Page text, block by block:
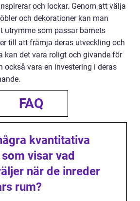
och lockar. Genom att välja
och dekorationer kan man
utrymme som passar barnets
till att främja deras utveckling och
kan det vara roligt och givande för
också vara en investering i deras
FAQ
kvantitativa
visar vad
när de inreder
rum?